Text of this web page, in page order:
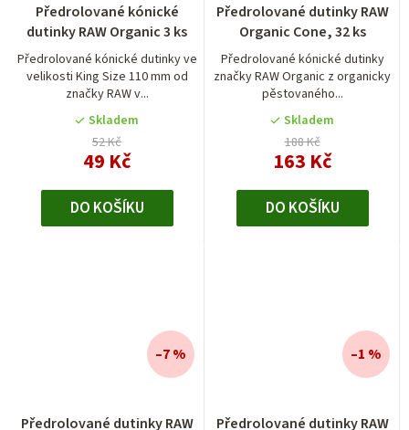
Předrolované kónické
dutinky RAW Organic 3 ks
Předrolované kónické dutinky ve
velikosti King Size 110 mm od
značky RAW v...
Skladem
52 Kč
49 Kč
DO KOŠÍKU
Předrolované dutinky RAW
Organic Cone, 32 ks
Předrolované kónické dutinky
značky RAW Organic z organicky
pěstovaného...
hodnocení
produktu
je
5,0
z
5
hvězdiček.
Skladem
188 Kč
163 Kč
DO KOŠÍKU
Předrolované dutinky RAW
–7 %
Předrolované dutinky RAW
–1 %